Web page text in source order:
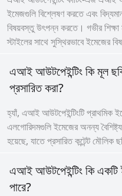
ইমেজগুলি বিশ্লেষণ করতে এবং
বিষয়বস্তু উৎপন্ন করতে। গভীর
স্টাইলের সাথে সুস্থিরভাবে ইমেজের
এআই আউটপেইন্টিং কি মূল
প্রসারিত করা?
হ্যাঁ, এআই আউটপেইন্টিংটি প্রাথমিক
এলগোরিদমগুলি ইমেজের অনন্য
হয়েছে, যাতে প্রসারিত কন্টেন্ট মৌলিক
এআই আউটপেইন্টিং কি একটি
পারে?